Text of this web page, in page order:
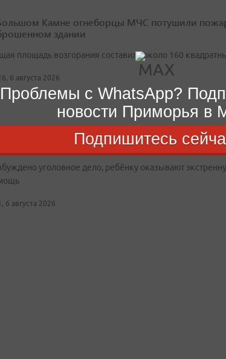
Камне огнеборцы МЧС потушили
здании
площадь возгорания составила около 160
6 августа 2026
ребенок выпал из окна в Артёме
уголовное дело, ребёнку оказывают
6 августа 2026
Проблемы с WhatsApp?
новости Приморья в
Подпишитесь